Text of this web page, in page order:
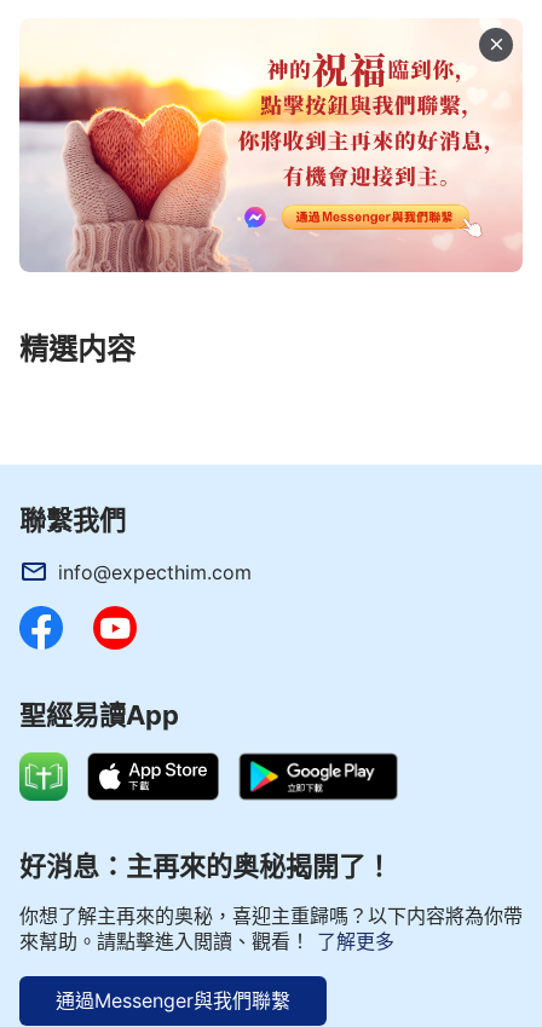
精選内容
聯繫我們
info@expecthim.com
聖經易讀App
好消息：主再來的奥秘揭開了！
你想了解主再來的奥秘，喜迎主重歸嗎？以下内容將為你帶
來幫助。請點擊進入閲讀、觀看！
了解更多
通過Messenger與我們聯繫